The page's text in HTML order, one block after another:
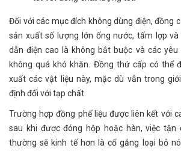
Đối với các mục đích không dùng điện, đồng
sản xuất số lượng lớn ống nước, tấm lợp
dẫn điện cao là không bắt buộc và các
không quá khó khăn. Đồng thứ cấp có thể
xuất các vật liệu này, mặc dù vẫn trong
định đối với tạp chất.
Trường hợp đồng phế liệu được liên kết với
sau khi được đóng hộp hoặc hàn, việc tận
thường sẽ kinh tế hơn là cố gắng loại bỏ